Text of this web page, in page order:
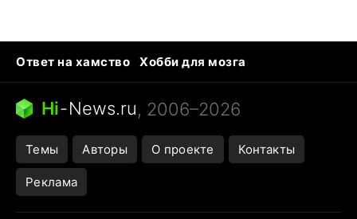
Ответ на хамство
Хобби для мозга
Бензин 100 и 95
Тунцы в океанариуме
Следующая пандемия
Hi-News.ru, 2006–2026
Темы Авторы О проекте Контакты
Реклама